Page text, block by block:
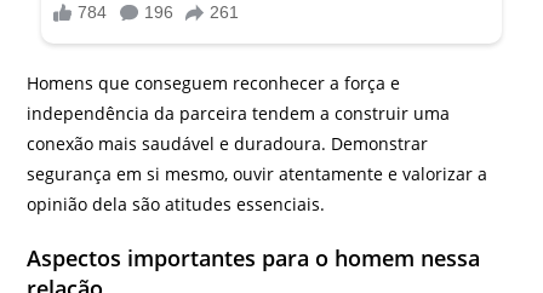
Homens que conseguem reconhecer a força e
independência da parceira tendem a construir uma
conexão mais saudável e duradoura. Demonstrar
segurança em si mesmo, ouvir atentamente e valorizar a
opinião dela são atitudes essenciais.
Aspectos importantes para o homem nessa